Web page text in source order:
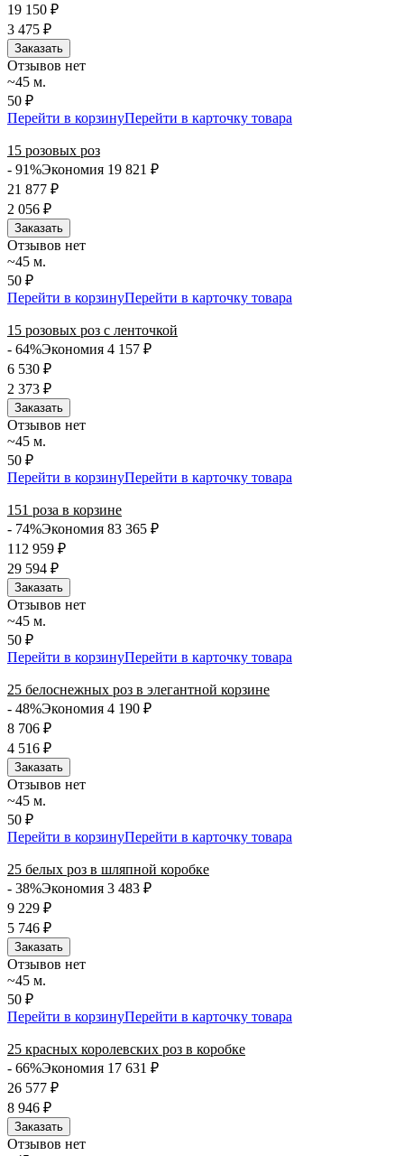
19 150 ₽
3 475 ₽
Заказать
Отзывов нет
~45 м.
50 ₽
Перейти в корзинуПерейти в карточку товара
15 розовых роз
- 91%Экономия 19 821 ₽
21 877 ₽
2 056 ₽
Заказать
Отзывов нет
~45 м.
50 ₽
Перейти в корзинуПерейти в карточку товара
15 розовых роз с ленточкой
- 64%Экономия 4 157 ₽
6 530 ₽
2 373 ₽
Заказать
Отзывов нет
~45 м.
50 ₽
Перейти в корзинуПерейти в карточку товара
151 роза в корзине
- 74%Экономия 83 365 ₽
112 959 ₽
29 594 ₽
Заказать
Отзывов нет
~45 м.
50 ₽
Перейти в корзинуПерейти в карточку товара
25 белоснежных роз в элегантной корзине
- 48%Экономия 4 190 ₽
8 706 ₽
4 516 ₽
Заказать
Отзывов нет
~45 м.
50 ₽
Перейти в корзинуПерейти в карточку товара
25 белых роз в шляпной коробке
- 38%Экономия 3 483 ₽
9 229 ₽
5 746 ₽
Заказать
Отзывов нет
~45 м.
50 ₽
Перейти в корзинуПерейти в карточку товара
25 красных королевских роз в коробке
- 66%Экономия 17 631 ₽
26 577 ₽
8 946 ₽
Заказать
Отзывов нет